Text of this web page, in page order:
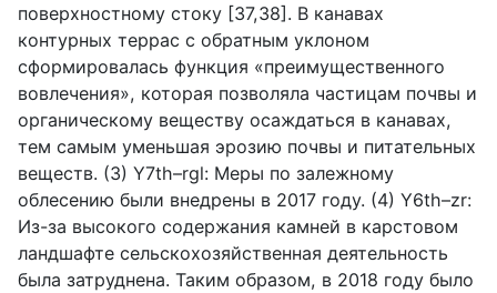
поверхностному стоку [37,38]. В канавах
контурных террас с обратным уклоном
сформировалась функция «преимущественного
вовлечения», которая позволяла частицам почвы и
органическому веществу осаждаться в канавах,
тем самым уменьшая эрозию почвы и питательных
веществ. (3) Y7th–rgl: Меры по залежному
облесению были внедрены в 2017 году. (4) Y6th–zr:
Из-за высокого содержания камней в карстовом
ландшафте сельскохозяйственная деятельность
была затруднена. Таким образом, в 2018 году было